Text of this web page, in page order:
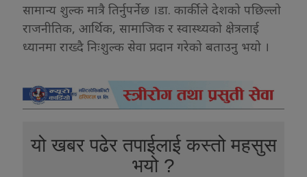
सामान्य शुल्क मात्रै तिर्नुपर्नेछ ।डा. कार्कीले देशको पछिल्लो
राजनीतिक, आर्थिक, सामाजिक र स्वास्थ्यको क्षेत्रलाई
ध्यानमा राख्दै निःशुल्क सेवा प्रदान गरेको बताउनु भयो ।
यो खबर पढेर तपाईलाई कस्तो महसुस
भयो ?